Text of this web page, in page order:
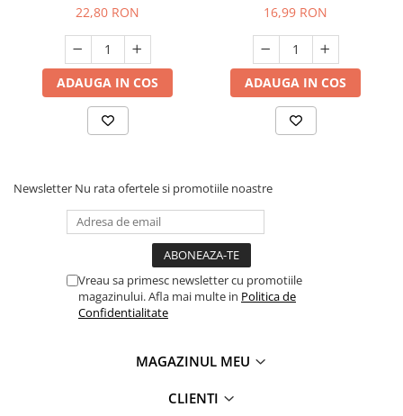
22,80 RON
ADAUGA IN COS
16,99 RON
ADAUGA IN COS
Newsletter Nu rata ofertele si promotiile noastre
Vreau sa primesc newsletter cu promotiile
magazinului. Afla mai multe in Politica de
Confidentialitate
MAGAZINUL MEU
CLIENTI